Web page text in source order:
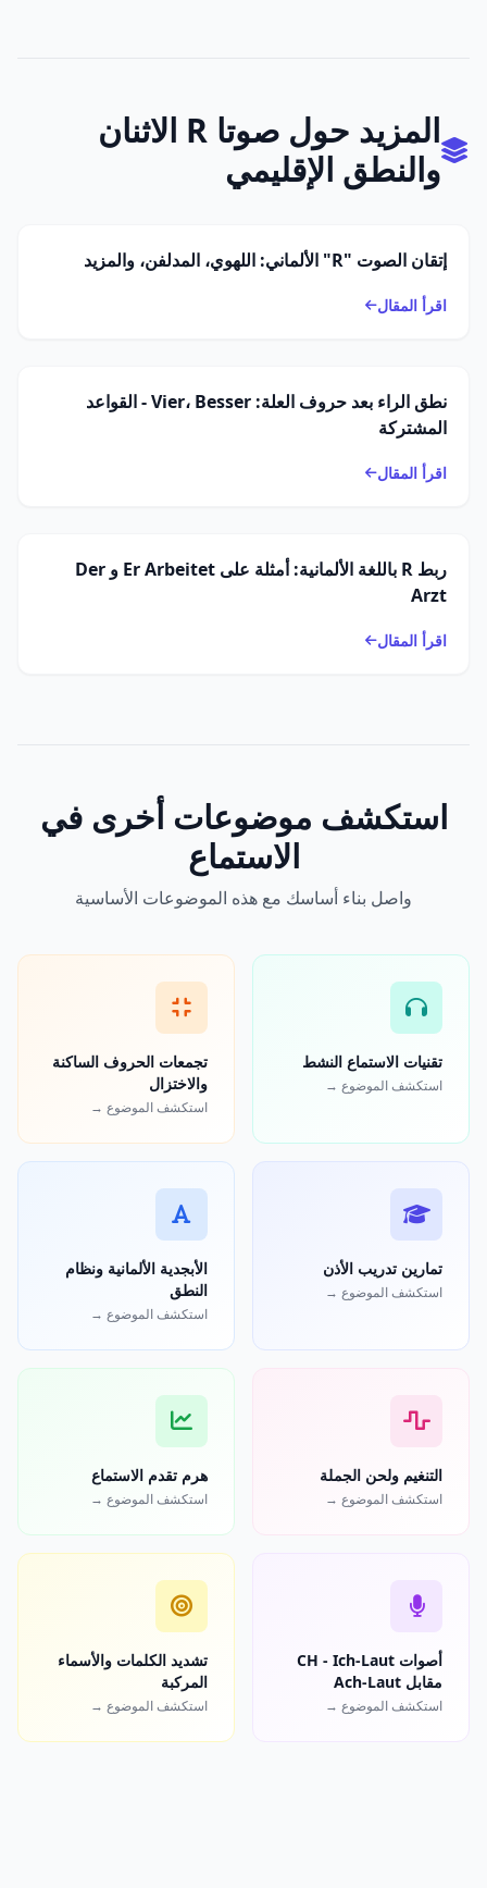
المزيد حول صوتا R الاثنان
والنطق الإقليمي
إتقان الصوت "R" الألماني: اللهوي، المدلفن، والمزيد
اقرأ المقال
نطق الراء بعد حروف العلة: Vier، Besser - القواعد
المشتركة
اقرأ المقال
ربط R باللغة الألمانية: أمثلة على Er Arbeitet و Der
Arzt
اقرأ المقال
استكشف موضوعات أخرى في
الاستماع
واصل بناء أساسك مع هذه الموضوعات الأساسية
تقنيات الاستماع النشط
استكشف الموضوع →
تجمعات الحروف الساكنة
والاختزال
استكشف الموضوع →
تمارين تدريب الأذن
استكشف الموضوع →
الأبجدية الألمانية ونظام
النطق
استكشف الموضوع →
التنغيم ولحن الجملة
استكشف الموضوع →
هرم تقدم الاستماع
استكشف الموضوع →
أصوات CH - Ich-Laut
مقابل Ach-Laut
استكشف الموضوع →
تشديد الكلمات والأسماء
المركبة
استكشف الموضوع →